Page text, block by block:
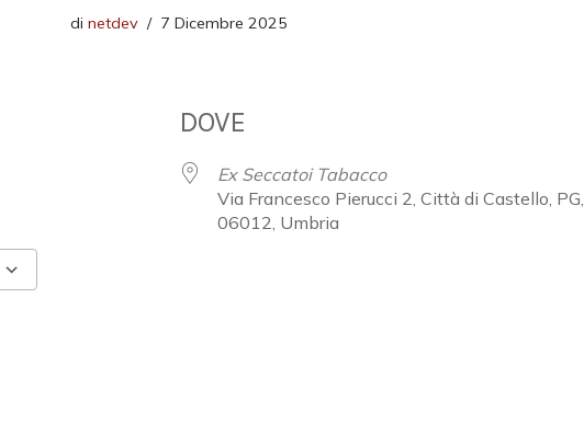
di netdev 7 Dicembre 2025
DOVE
Ex Seccatoi Tabacco
Via Francesco Pierucci 2, Città di Castello, PG,
06012, Umbria